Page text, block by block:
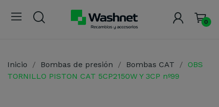
0
Inicio Bombas de presión Bombas CAT
OBS
TORNILLO PISTON CAT 5CP2150W Y 3CP nº99